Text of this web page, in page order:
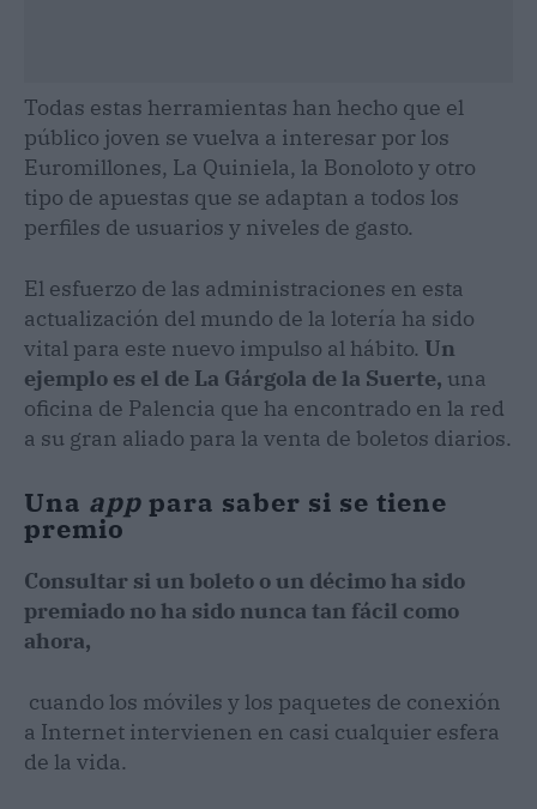
Todas estas herramientas han hecho que el
público joven se vuelva a interesar por los
Euromillones, La Quiniela, la Bonoloto y otro
tipo de apuestas que se adaptan a todos los
perfiles de usuarios y niveles de gasto.
El esfuerzo de las administraciones en esta
actualización del mundo de la lotería ha sido
vital para este nuevo impulso al hábito. Un
ejemplo es el de La Gárgola de la Suerte, una
oficina de Palencia que ha encontrado en la red
a su gran aliado para la venta de boletos diarios.
Una app para saber si se tiene
premio
Consultar si un boleto o un décimo ha sido
premiado no ha sido nunca tan fácil como
ahora,
cuando los móviles y los paquetes de conexión
a Internet intervienen en casi cualquier esfera
de la vida.